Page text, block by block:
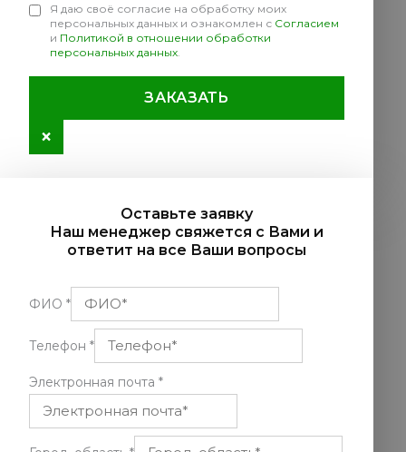
Я даю своё согласие на обработку моих
персональных данных и ознакомлен с Согласием
и Политикой в отношении обработки
персональных данных
ЗАКАЗАТЬ
×
Оставьте заявку
Наш менеджер свяжется с Вами и
ответит на все Ваши вопросы
ФИО *
Телефон *
Электронная почта *